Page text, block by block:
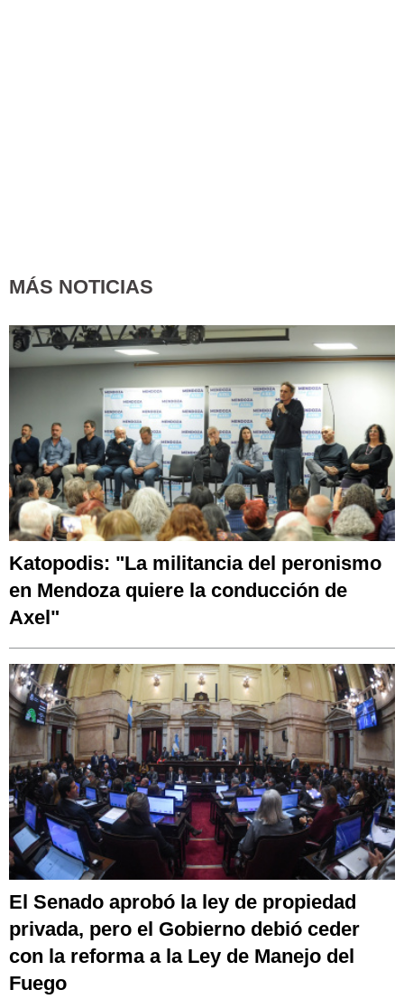
MÁS NOTICIAS
Katopodis: "La militancia del peronismo
en Mendoza quiere la conducción de
Axel"
El Senado aprobó la ley de propiedad
privada, pero el Gobierno debió ceder
con la reforma a la Ley de Manejo del
Fuego